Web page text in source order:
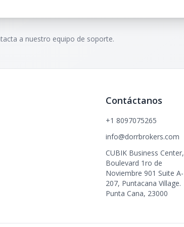
a nuestro equipo de soporte.
Contáctanos
+1 8097075265
info@dorrbrokers.com
CUBIK Business Center,
Boulevard 1ro de
Noviembre 901 Suite A-
207, Puntacana Village.
Punta Cana, 23000